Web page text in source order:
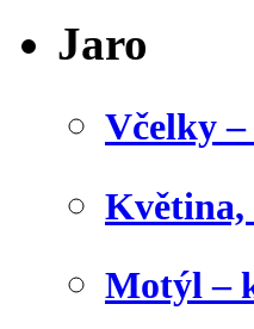
Jaro
Včelky
Květina,
Motýl –